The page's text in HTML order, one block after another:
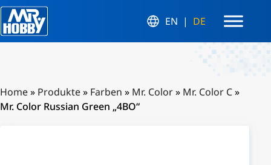
EN DE
Home» Produkte» Farben » Mr. Color» Mr. Color C»
Mr. Color Russian Green „4BO“